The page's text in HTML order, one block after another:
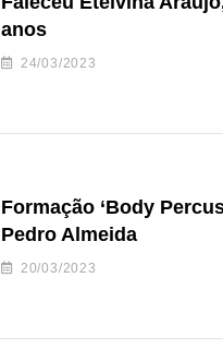
anos
24/03/2023
Formação ‘Body
Pedro Almeida
20/03/2023